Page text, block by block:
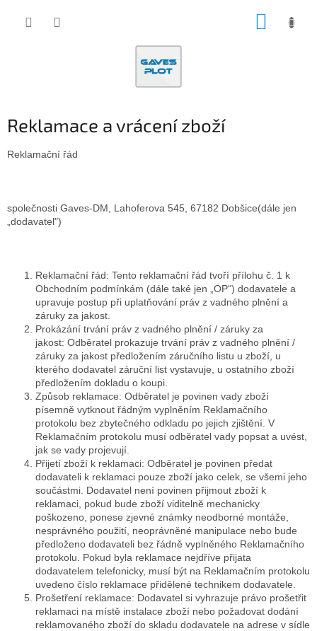
Reklamace a vrácení zboží
Reklamační řád
společnosti Gaves-DM, Lahoferova 545, 67182 Dobšice(dále jen
„dodavatel")
Reklamační řád: Tento reklamační řád tvoří přílohu č. 1 k
Obchodním podmínkám (dále také jen „OP“) dodavatele a
upravuje postup při uplatňování práv z vadného plnění a
záruky za jakost.
Prokázání trvání práv z vadného plnění / záruky za
jakost: Odběratel prokazuje trvání práv z vadného plnění /
záruky za jakost předložením záručního listu u zboží, u
kterého dodavatel záruční list vystavuje, u ostatního zboží
předložením dokladu o koupi.
Způsob reklamace: Odběratel je povinen vady zboží
písemně vytknout řádným vyplněním Reklamačního
protokolu bez zbytečného odkladu po jejich zjištění. V
Reklamačním protokolu musí odběratel vady popsat a uvést,
jak se vady projevují.
Přijetí zboží k reklamaci: Odběratel je povinen předat
dodavateli k reklamaci pouze zboží jako celek, se všemi jeho
součástmi. Dodavatel není povinen přijmout zboží k
reklamaci, pokud bude zboží viditelně mechanicky
poškozeno, ponese zjevné známky neodborné montáže,
nesprávného použití, neoprávněné manipulace nebo bude
předloženo dodavateli bez řádně vyplněného Reklamačního
protokolu. Pokud byla reklamace nejdříve přijata
dodavatelem telefonicky, musí být na Reklamačním protokolu
uvedeno číslo reklamace přidělené technikem dodavatele.
Prošetření reklamace: Dodavatel si vyhrazuje právo prošetřit
reklamaci na místě instalace zboží nebo požadovat dodání
reklamovaného zboží do skladu dodavatele na adrese v sídle